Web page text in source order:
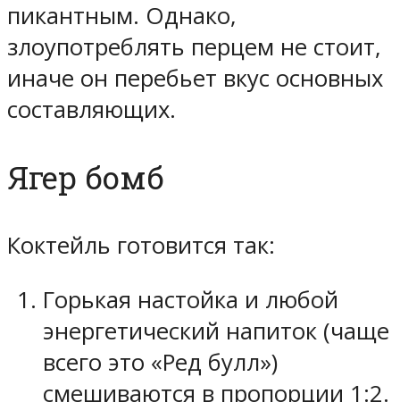
пикантным. Однако,
злоупотреблять перцем не стоит,
иначе он перебьет вкус основных
составляющих.
Ягер бомб
Коктейль готовится так:
Горькая настойка и любой
энергетический напиток (чаще
всего это «Ред булл»)
смешиваются в пропорции 1:2.